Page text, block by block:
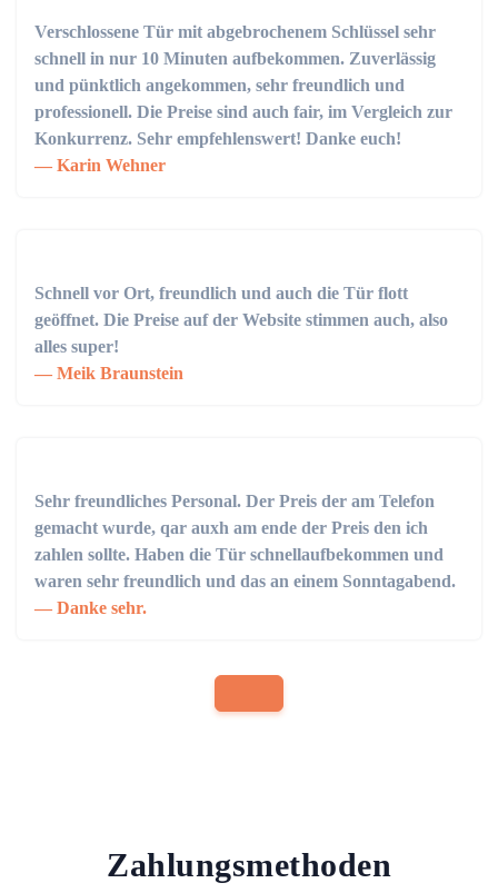
Verschlossene Tür mit abgebrochenem Schlüssel sehr
schnell in nur 10 Minuten aufbekommen. Zuverlässig
und pünktlich angekommen, sehr freundlich und
professionell. Die Preise sind auch fair, im Vergleich zur
Konkurrenz. Sehr empfehlenswert! Danke euch!
Karin Wehner
Schnell vor Ort, freundlich und auch die Tür flott
geöffnet. Die Preise auf der Website stimmen auch, also
alles super!
Meik Braunstein
Sehr freundliches Personal. Der Preis der am Telefon
gemacht wurde, qar auxh am ende der Preis den ich
zahlen sollte. Haben die Tür schnellaufbekommen und
waren sehr freundlich und das an einem Sonntagabend.
Danke sehr.
Zahlungsmethoden